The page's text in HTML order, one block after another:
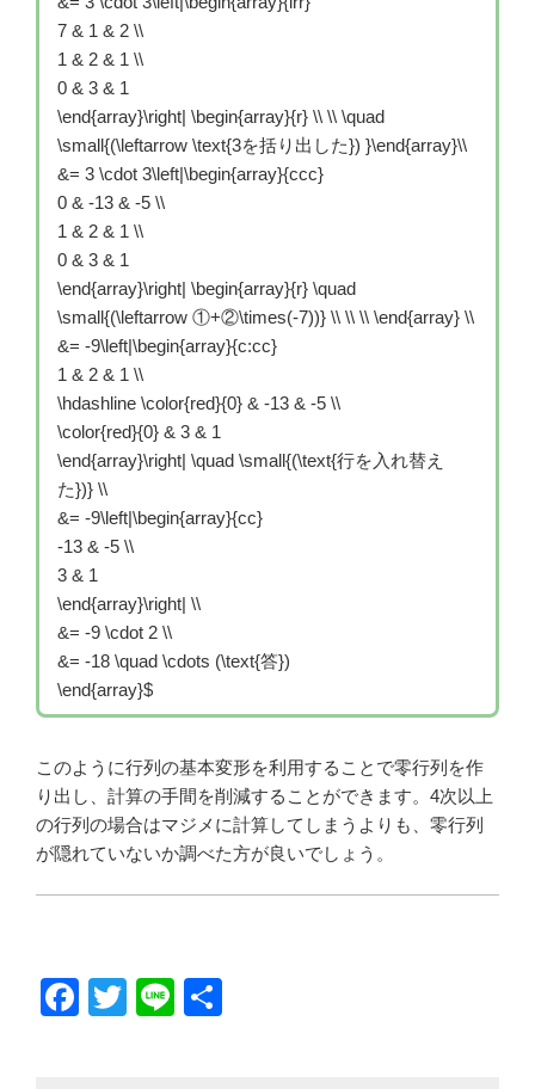
7 & 1 & 2 \\
1 & 2 & 1 \\
0 & 3 & 1
\end{array}\right| \begin{array}{r} \\ \\ \quad
\small{(\leftarrow \text{3を括り出した}) }\end{array}\\
&= 3 \cdot 3\left|\begin{array}{ccc}
0 & -13 & -5 \\
1 & 2 & 1 \\
0 & 3 & 1
\end{array}\right| \begin{array}{r} \quad
\small{(\leftarrow ①+②\times(-7))} \\ \\ \\ \end{array} \\
&= -9\left|\begin{array}{c:cc}
1 & 2 & 1 \\
\hdashline \color{red}{0} & -13 & -5 \\
\color{red}{0} & 3 & 1
\end{array}\right| \quad \small{(\text{行を入れ替え
た})} \\
&= -9\left|\begin{array}{cc}
-13 & -5 \\
3 & 1
\end{array}\right| \\
&= -9 \cdot 2 \\
&= -18 \quad \cdots (\text{答})
\end{array}$
このように行列の基本変形を利用することで零行列を作
り出し、計算の手間を削減することができます。4次以上
の行列の場合はマジメに計算してしまうよりも、零行列
が隠れていないか調べた方が良いでしょう。
F
T
Li